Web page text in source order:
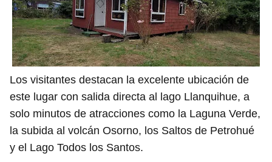
Los visitantes destacan la excelente ubicación de
este lugar con salida directa al lago Llanquihue, a
solo minutos de atracciones como la Laguna Verde,
la subida al volcán Osorno, los Saltos de Petrohué
y el Lago Todos los Santos.